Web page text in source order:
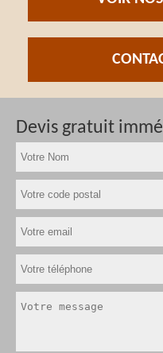
Devis gratuit